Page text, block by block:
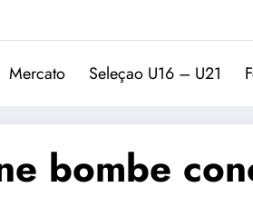
Trivela
L'actualité du
Mercato Seleçao U16 – U21
bombe